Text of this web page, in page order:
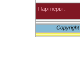
Партнеры :
Copyright